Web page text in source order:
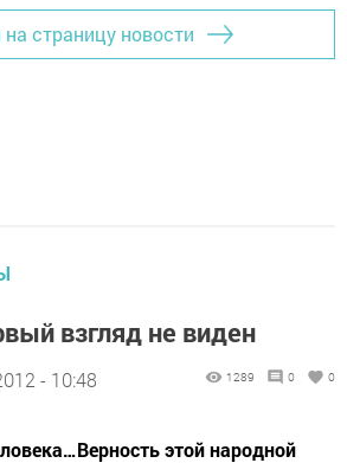
на страницу новости
взгляд не виден
- 10:48 1289 0 0
этой народной